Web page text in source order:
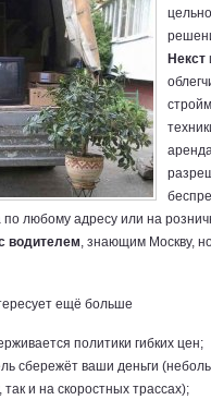
Некст
любому адресу или на
водителем, знающим Москву,
ещё больше
политики гибких цен;
сбережёт ваши деньги
и на скоростных трассах);